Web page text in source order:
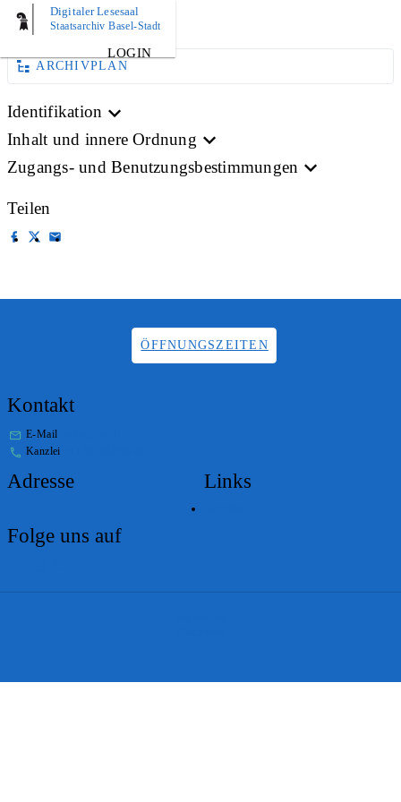
Digitaler Lesesaal
Staatsarchiv Basel-Stadt
LOGIN
BILD
ARCHIVPLAN
Identifikation
Inhalt und innere Ordnung
Zugangs- und Benutzungsbestimmungen
Teilen
ÖFFNUNGSZEITEN
Kontakt
E-Mail
Kanzlei
Adresse Links
Folge uns auf